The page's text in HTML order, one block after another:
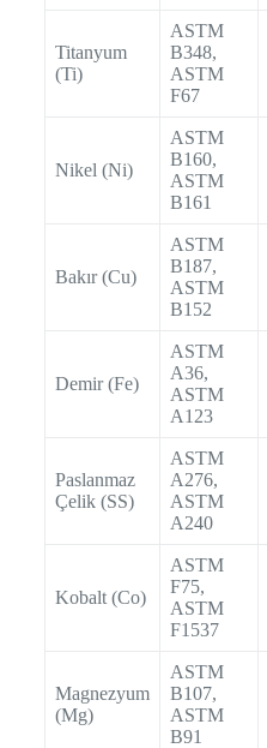
Titanyum
(Ti)
ASTM
B348,
ASTM
F67
Nikel (Ni)
ASTM
B160,
ASTM
B161
Bakır (Cu)
ASTM
B187,
ASTM
B152
Demir (Fe)
ASTM
A36,
ASTM
A123
Paslanmaz
Çelik (SS)
ASTM
A276,
ASTM
A240
Kobalt (Co)
ASTM
F75,
ASTM
F1537
Magnezyum
(Mg)
ASTM
B107,
ASTM
B91